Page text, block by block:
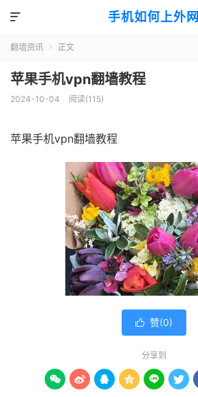
手机如何上外网

翻墙资讯  正文
苹果手机vpn翻墙教程
2024-10-04 阅读(115)
苹果手机vpn翻墙教程
 赞(0)
分享到
     